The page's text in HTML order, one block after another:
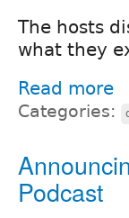
The hosts
what they
Read more
Categories:
Podcast